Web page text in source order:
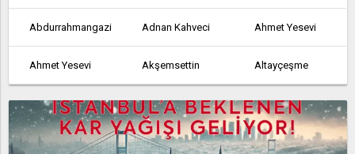
Abdurrahmangazi Adnan Kahveci Ahmet Yesevi
Ahmet Yesevi Akşemsettin Altayçeşme
Altinşehir Altintepe Altintepsi
Ambarli Armağanevler Atakent